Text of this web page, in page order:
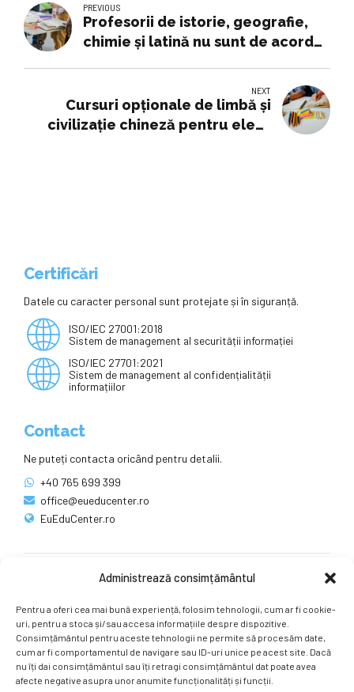
Administrează consimțământul
Pentru a oferi cea mai bună experiență, folosim tehnologii, cum ar fi cookie-
uri, pentru a stoca și/sau accesa informațiile despre dispozitive.
Consimțământul pentru aceste tehnologii ne permite să procesăm date,
cum ar fi comportamentul de navigare sau ID-uri unice pe acest site. Dacă
nu îți dai consimțământul sau îți retragi consimțământul dat poate avea
afecte negative asupra unor anumite funcționalități și funcții.
PREVIOUS
Profesorii de istorie, geografie,
chimie și latină nu sunt de acord
NEXT
Cursuri opționale de limbă și
civilizație chineză pentru elevii
Certificări
Datele cu caracter personal sunt protejate și în siguranță.
ISO/IEC 27001:2018
Sistem de management al securității informației
ISO/IEC 27701:2021
Sistem de management al confidențialității
informațiilor
Contact
Ne puteți contacta oricând pentru detalii.
+40 765 699 399
office@eueducenter.ro
EuEduCenter.ro
Ne puteți găsi și pe rețelele sociale.